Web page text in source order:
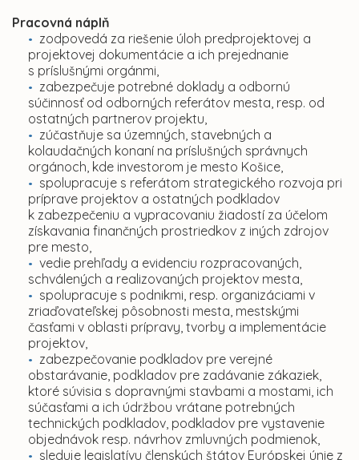
Pracovná náplň
zodpovedá za riešenie úloh predprojektovej a
projektovej dokumentácie a ich prejednanie
s príslušnými orgánmi,
zabezpečuje potrebné doklady a odbornú
súčinnosť od odborných referátov mesta, resp. od
ostatných partnerov projektu,
zúčastňuje sa územných, stavebných a
kolaudačných konaní na príslušných správnych
orgánoch, kde investorom je mesto Košice,
spolupracuje s referátom strategického rozvoja pri
príprave projektov a ostatných podkladov
k zabezpečeniu a vypracovaniu žiadostí za účelom
získavania finančných prostriedkov z iných zdrojov
pre mesto,
vedie prehľady a evidenciu rozpracovaných,
schválených a realizovaných projektov mesta,
spolupracuje s podnikmi, resp. organizáciami v
zriaďovateľskej pôsobnosti mesta, mestskými
časťami v oblasti prípravy, tvorby a implementácie
projektov,
zabezpečovanie podkladov pre verejné
obstarávanie, podkladov pre zadávanie zákaziek,
ktoré súvisia s dopravnými stavbami a mostami, ich
súčasťami a ich údržbou vrátane potrebných
technických podkladov, podkladov pre vystavenie
objednávok resp. návrhov zmluvných podmienok,
sleduje legislatívu členských štátov Európskej únie z